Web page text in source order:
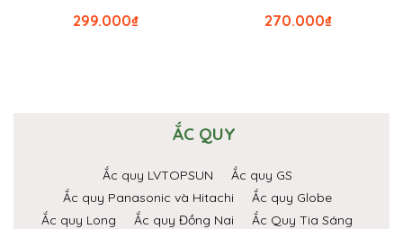
₫
299.000 ₫
270.000
ẮC QUY
Ắc quy LVTOPSUN
Ắc quy GS
Ắc quy Panasonic và Hitachi
Ắc quy Globe
Ắc quy Long
Ắc quy Đồng Nai
Ắc Quy Tia Sáng